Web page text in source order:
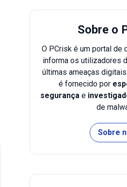
Sobre o
O PCrisk é um portal de
informa os utilizadores
últimas ameaças
é fornecido por
segurança e
de
Sobre